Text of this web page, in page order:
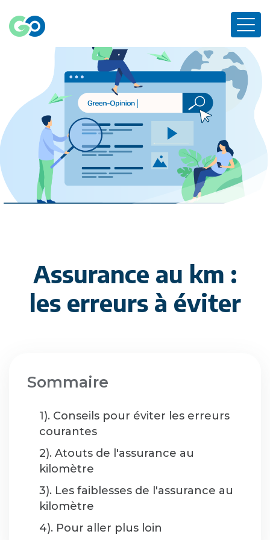
Assurance au km :
les erreurs à éviter
Sommaire
1). Conseils pour éviter les erreurs
courantes
2). Atouts de l'assurance au
kilomètre
3). Les faiblesses de l'assurance au
kilomètre
4). Pour aller plus loin